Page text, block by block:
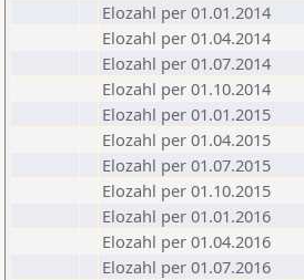
Elozahl per 01.01.2014
Elozahl per 01.04.2014
Elozahl per 01.07.2014
Elozahl per 01.10.2014
Elozahl per 01.01.2015
Elozahl per 01.04.2015
Elozahl per 01.07.2015
Elozahl per 01.10.2015
Elozahl per 01.01.2016
Elozahl per 01.04.2016
Elozahl per 01.07.2016